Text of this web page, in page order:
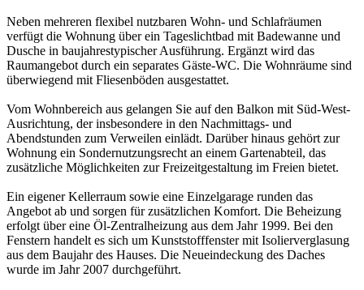
Neben mehreren flexibel nutzbaren Wohn- und Schlafräumen
verfügt die Wohnung über ein Tageslichtbad mit Badewanne und
Dusche in baujahrestypischer Ausführung. Ergänzt wird das
Raumangebot durch ein separates Gäste-WC. Die Wohnräume sind
überwiegend mit Fliesenböden ausgestattet.
Vom Wohnbereich aus gelangen Sie auf den Balkon mit Süd-West-
Ausrichtung, der insbesondere in den Nachmittags- und
Abendstunden zum Verweilen einlädt. Darüber hinaus gehört zur
Wohnung ein Sondernutzungsrecht an einem Gartenabteil, das
zusätzliche Möglichkeiten zur Freizeitgestaltung im Freien bietet.
Ein eigener Kellerraum sowie eine Einzelgarage runden das
Angebot ab und sorgen für zusätzlichen Komfort. Die Beheizung
erfolgt über eine Öl-Zentralheizung aus dem Jahr 1999. Bei den
Fenstern handelt es sich um Kunststofffenster mit Isolierverglasung
aus dem Baujahr des Hauses. Die Neueindeckung des Daches
wurde im Jahr 2007 durchgeführt.